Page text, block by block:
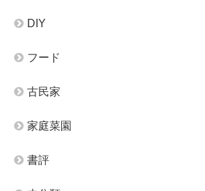
DIY
フード
古民家
家庭菜園
書評